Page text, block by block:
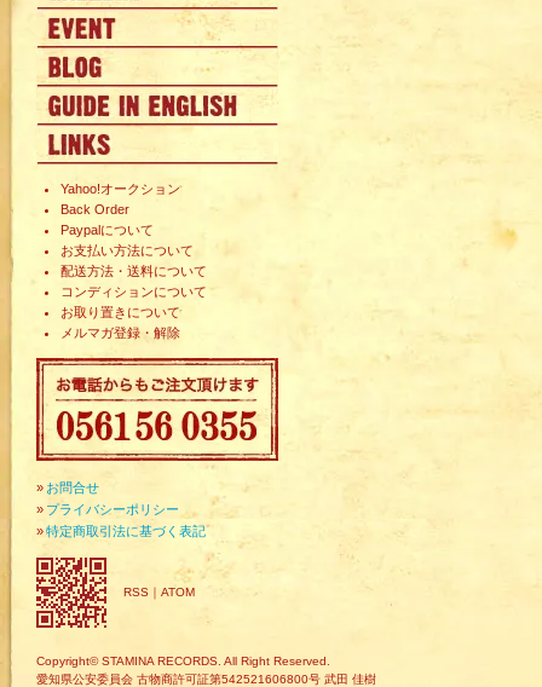
Yahoo!オークション
Back Order
Paypalについて
お支払い方法について
配送方法・送料について
コンディションについて
お取り置きについて
メルマガ登録・解除
» お問合せ
» プライバシーポリシー
»特定商取引法に基づく表記
RSS ｜ ATOM
Copyright© STAMINA RECORDS. All Right Reserved.
愛知県公安委員会 古物商許可証第542521606800号 武田 佳樹